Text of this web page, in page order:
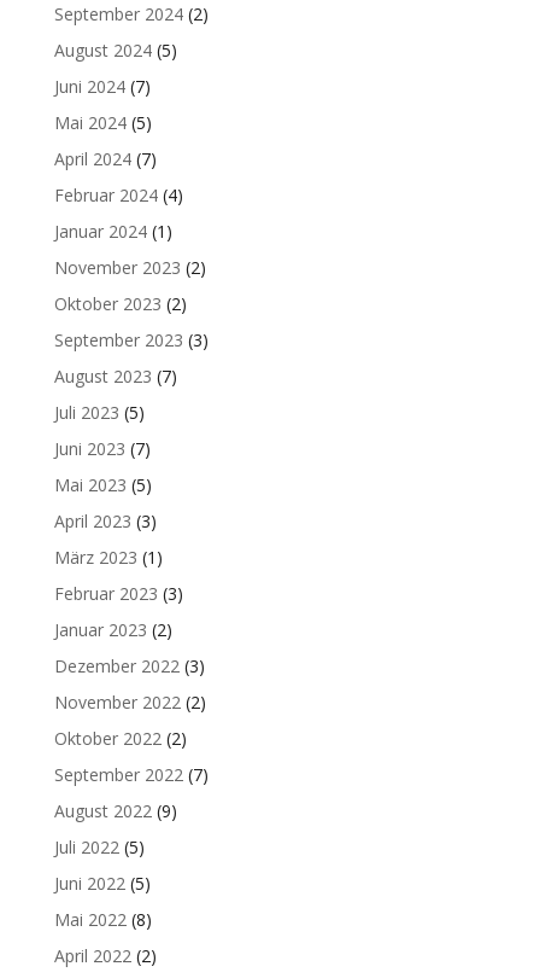
September 2024(2)
August 2024(5)
Juni 2024(7)
Mai 2024(5)
April 2024(7)
Februar 2024(4)
Januar 2024(1)
November 2023 (2)
Oktober 2023 (2)
September 2023 (3)
August 2023 (7)
Juli 2023 (5)
Juni 2023 (7)
Mai 2023 (5)
April 2023 (3)
März 2023 (1)
Februar 2023 (3)
Januar 2023 (2)
Dezember 2022(3)
November 2022(2)
Oktober 2022(2)
September 2022(7)
August 2022(9)
Juli 2022(5)
Juni 2022(5)
Mai 2022(8)
April 2022(2)